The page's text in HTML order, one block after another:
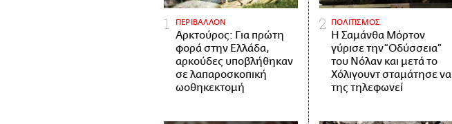
ΠΕΡΙΒΑΛΛΟΝ
Αρκτούρος: Για πρώτη
φορά στην Ελλάδα,
αρκούδες υποβλήθηκαν
σε λαπαροσκοπική
ωοθηκεκτομή
ΠΟΛΙΤΙΣΜΟΣ
Η Σαμάνθα Μόρτον
γύρισε την “Οδύσσεια”
του Νόλαν και μετά το
Χόλιγουντ σταμάτησε να
της τηλεφωνεί